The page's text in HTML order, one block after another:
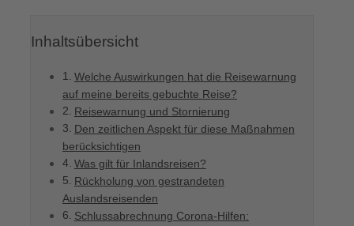
Inhaltsübersicht
Welche Auswirkungen hat die Reisewarnung
auf meine bereits gebuchte Reise?
Reisewarnung und Stornierung
Den zeitlichen Aspekt für diese Maßnahmen
berücksichtigen
Was gilt für Inlandsreisen?
Rückholung von gestrandeten
Auslandsreisenden
Schlussabrechnung Corona-Hilfen: